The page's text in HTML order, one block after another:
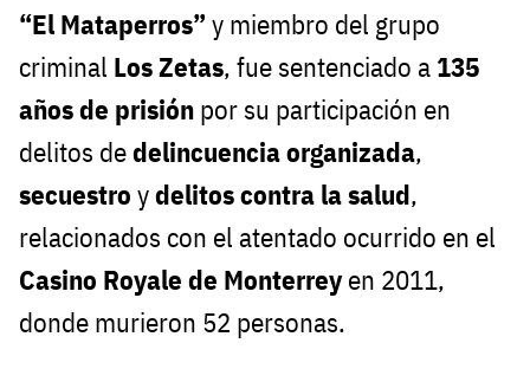
“El Mataperros” y miembro del grupo
criminal Los Zetas, fue sentenciado a 135
años de prisión por su participación en
delitos dedelincuencia organizada,
secuestro ydelitos contra la salud,
relacionados con el atentado ocurrido en el
Casino Royale de Monterreyen 2011,
donde murieron 52 personas.